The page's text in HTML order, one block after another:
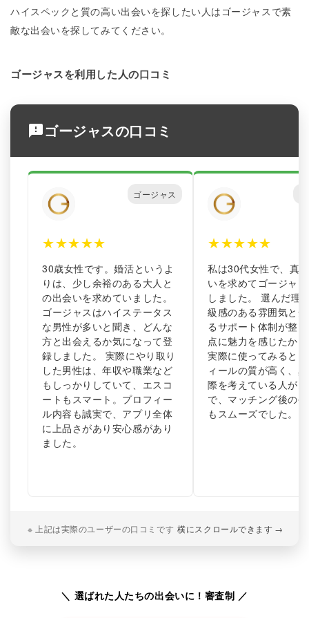
ハイスペックと質の高い出会いを探したい人はゴージャスで素
敵な出会いを探してみてください。
ゴージャスを利用した人の口コミ
ゴージャスの口コミ
ゴージャス
★★★★★
30歳女性です。婚活というよ
りは、少し余裕のある大人と
の出会いを求めていました。
ゴージャスはハイステータス
な男性が多いと聞き、どんな
方と出会えるか気になって登
録しました。 実際にやり取り
した男性は、年収や職業など
もしっかりしていて、エスコ
ートもスマート。プロフィー
ル内容も誠実で、アプリ全体
に上品さがあり安心感があり
ました。
★★★★★
私は30代女性で、真
いを求めてゴージャ
しました。 選んだ理
級感のある雰囲気と
るサポート体制が整
点に魅力を感じたか
実際に使ってみると
ィールの質が高く、
際を考えている人が
で、マッチング後の
もスムーズでした。
※ 上記は実際のユーザーの口コミです 横にスクロールできます →
＼ 選ばれた人たちの出会いに！審査制 ／